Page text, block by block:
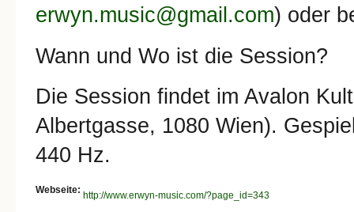
erwyn.music@gmail.com) oder
Wann und Wo ist die Session?
Die Session findet im Avalon
Albertgasse, 1080 Wien).
440 Hz.
Webseite:
http://www.erwyn-music.com/?page_id=343